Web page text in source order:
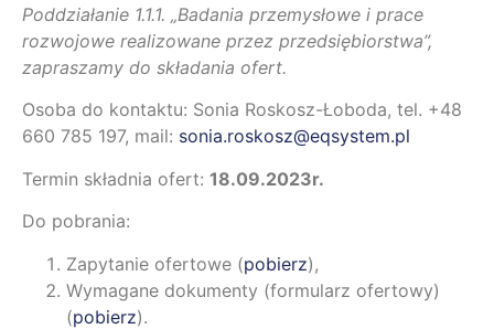
Poddziałanie 1.1.1. „Badania przemysłowe i prace
rozwojowe realizowane przez przedsiębiorstwa”,
zapraszamy do składania ofert.
Osoba do kontaktu: Sonia Roskosz-Łoboda, tel. +48
660 785 197, mail: sonia.roskosz@eqsystem.pl
Termin składnia ofert: 18.09.2023r.
Do pobrania:
Zapytanie ofertowe (pobierz),
Wymagane dokumenty (formularz ofertowy)
(pobierz).